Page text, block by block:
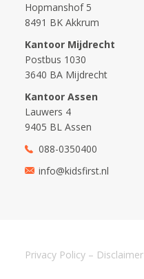
Hopmanshof 5
8491 BK Akkrum
Kantoor Mijdrecht
Postbus 1030
3640 BA Mijdrecht
Kantoor Assen
Lauwers 4
9405 BL Assen
088-0350400
info@kidsfirst.nl
Privacy Policy – Disclaimer